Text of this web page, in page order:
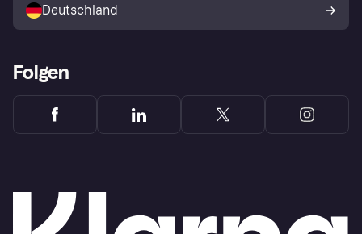
Käuferschutzrichtlinie
Deutschland
Folgen